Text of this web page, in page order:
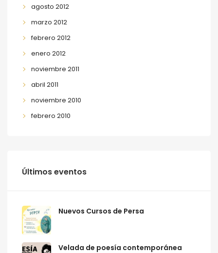
agosto 2012
marzo 2012
febrero 2012
enero 2012
noviembre 2011
abril 2011
noviembre 2010
febrero 2010
Últimos eventos
Nuevos Cursos de Persa
Velada de poesía contemporánea